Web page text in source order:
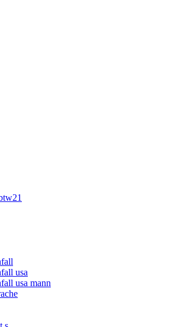
usa
usa mann